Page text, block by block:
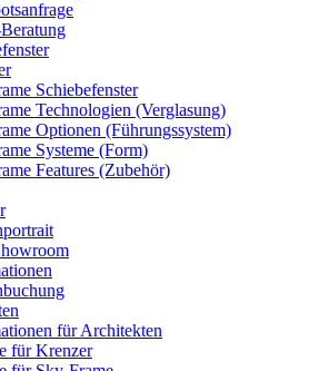
Schiebefenster
Technologien (Verglasung)
Optionen (Führungssystem)
Systeme (Form)
Features (Zubehör)
für Architekten
für Krenzer